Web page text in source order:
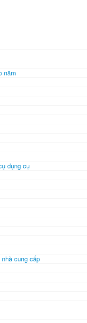
năm
dụng cụ
cung cấp